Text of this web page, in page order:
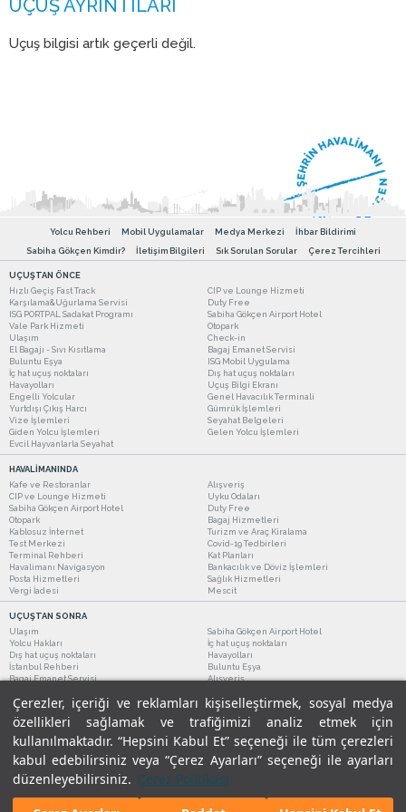
Çerezler, içeriği ve reklamları kişiselleştirmek, sosyal medya
özellikleri sağlamak ve trafiğimizi analiz etmek için
kullanılmaktadır. “Hepsini Kabul Et” seçeneği ile tüm çerezleri
kabul edebilirsiniz veya “Çerez Ayarları” seçeneği ile ayarları
düzenleyebilirsiniz. Çerez Politikası
Uçuş bilgisi artık geçerli değil.
Yolcu Rehberi Mobil Uygulamalar Medya Merkezi
İhbar Bildirimi
Sabiha Gökçen Kimdir?
İletişim Bilgileri Sık Sorulan Sorular Çerez Tercihleri
UÇUŞTAN ÖNCE
Hızlı Geçiş Fast Track
CIP ve Lounge Hizmeti
Karşılama&Uğurlama Servisi
Duty Free
ISG PORTPAL Sadakat Programı
Sabiha Gökçen Airport Hotel
Vale Park Hizmeti
Otopark
Ulaşım
Check-in
El Bagajı - Sıvı Kısıtlama
Bagaj Emanet Servisi
Buluntu Eşya
ISG Mobil Uygulama
İç hat uçuş noktaları
Dış hat uçuş noktaları
Havayolları
Uçuş Bilgi Ekranı
Engelli Yolcular
Genel Havacılık Terminali
Yurtdışı Çıkış Harcı
Gümrük İşlemleri
Vize İşlemleri
Seyahat Belgeleri
Giden Yolcu İşlemleri
Gelen Yolcu İşlemleri
Evcil Hayvanlarla Seyahat
HAVALİMANINDA
Kafe ve Restoranlar
Alışveriş
CIP ve Lounge Hizmeti
Uyku Odaları
Sabiha Gökçen Airport Hotel
Duty Free
Otopark
Bagaj Hizmetleri
Kablosuz İnternet
Turizm ve Araç Kiralama
Test Merkezi
Covid-19 Tedbirleri
Terminal Rehberi
Kat Planları
Havalimanı Navigasyon
Bankacılık ve Döviz İşlemleri
Posta Hizmetleri
Sağlık Hizmetleri
Vergi İadesi
Mescit
UÇUŞTAN SONRA
Ulaşım
Sabiha Gökçen Airport Hotel
Yolcu Hakları
İç hat uçuş noktaları
Dış hat uçuş noktaları
Havayolları
İstanbul Rehberi
Buluntu Eşya
Bagaj Emanet Servisi
Alışveriş